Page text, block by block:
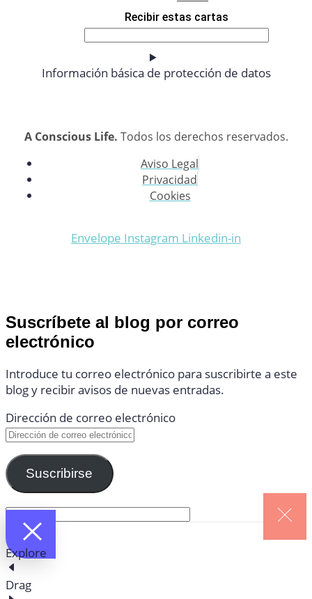
Recibir estas cartas
Información básica de protección de datos
A Conscious Life. Todos los derechos reservados.
Aviso Legal
Privacidad
Cookies
Envelope Instagram Linkedin-in
Suscríbete al blog por correo
electrónico
Introduce tu correo electrónico para suscribirte a este
blog y recibir avisos de nuevas entradas.
Dirección de correo electrónico
Suscribirse
Explore
Drag